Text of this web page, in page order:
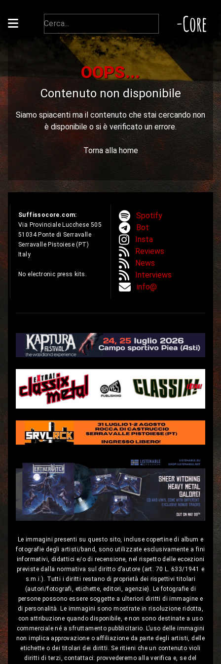
-Core
OOPS...
Contenuto non disponibile
Siamo spiacenti ma il contenuto che stai cercando non
è disponibile o si è verificato un errore.
Torna alla home
Suffissocore.com:
Via Provinciale Lucchese 505
51034 Ponte di Serravalle
Serravalle Pistoiese (PT)
Italy
No electronic press kits.
Spotify
Bot
Insta
Reviews
News
Interviews
info@
Le immagini presenti su questo sito, incluse copertine di album e
fotografie degli artisti/band, sono utilizzate esclusivamente a fini
informativi, didattici e/o di recensione, nel rispetto delle eccezioni
previste dalla normativa sul diritto d’autore (art. 70 L. 633/1941 e
s.m.i.). Tutti i diritti restano di proprietà dei rispettivi titolari
(autori/fotografi, etichette, editori, agenzie). Le fotografie di
persone possono essere soggette a ulteriori diritti di immagine e
di personalità. Le immagini sono mostrate in risoluzione ridotta,
con attribuzione quando disponibile, e non sono destinate a uso
commerciale né a sfruttamento pubblicitario. L’uso delle immagini
non implica approvazione o affiliazione da parte degli artisti, delle
etichette o dei titolari dei diritti. Se ritieni che un contenuto violi
diritti di terzi, contattaci: provvederemo alla verifica e, se del